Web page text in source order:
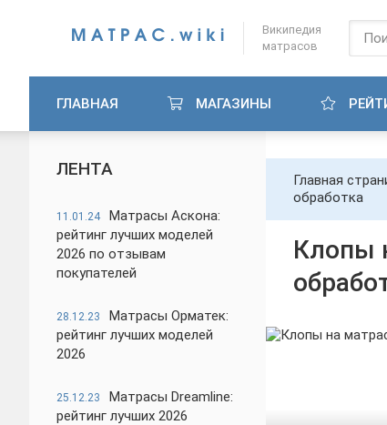
Википедия
матрасов
ГЛАВНАЯ МАГАЗИНЫ
ЛЕНТА
11.01.24
Матрасы Аскона:
рейтинг лучших моделей
2026 по отзывам
покупателей
28.12.23
Матрасы Орматек:
рейтинг лучших моделей
2026
25.12.23
Матрасы Dreamline:
рейтинг лучших 2026
Главная
обработка
Клопы